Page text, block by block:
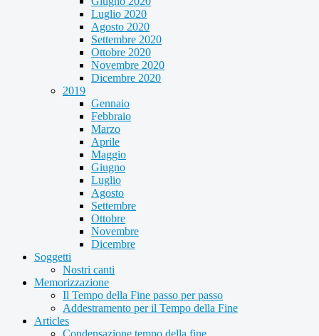
Luglio 2020
Agosto 2020
Settembre 2020
Ottobre 2020
Novembre 2020
Dicembre 2020
2019
Gennaio
Febbraio
Marzo
Aprile
Maggio
Giugno
Luglio
Agosto
Settembre
Ottobre
Novembre
Dicembre
Soggetti
Nostri canti
Memorizzazione
Il Tempo della Fine passo per passo
Addestramento per il Tempo della Fine
Articles
Condensazione tempo della fine